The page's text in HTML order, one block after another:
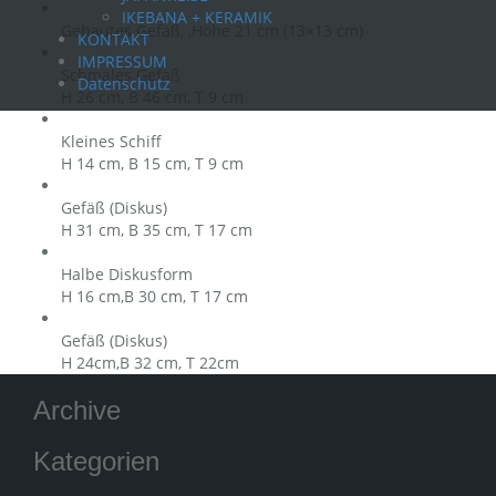
IKEBANA + KERAMIK
KONTAKT
IMPRESSUM
Datenschutz
Gebautes Gefäß, ,Höhe 21 cm (13×13 cm)
Schmales Gefäß
H 26 cm, B 46 cm, T 9 cm
Kleines Schiff
H 14 cm, B 15 cm, T 9 cm
Gefäß (Diskus)
H 31 cm, B 35 cm, T 17 cm
Halbe Diskusform
H 16 cm,B 30 cm, T 17 cm
Gefäß (Diskus)
H 24cm,B 32 cm, T 22cm
Archive
Kategorien